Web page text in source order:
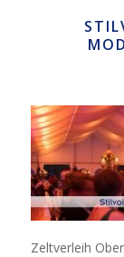
Zeltverleih